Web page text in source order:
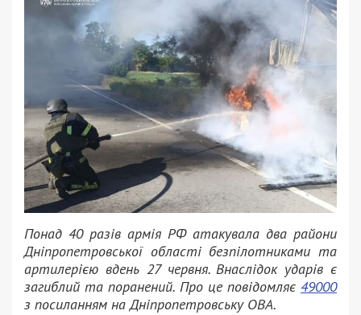
Понад 40 разів армія РФ атакувала два райони
Дніпропетровської області безпілотниками та
артилерією вдень 27 червня. Внаслідок ударів є
загиблий та поранений. Про це повідомляє 49000
з посиланням на Дніпропетровську ОВА.